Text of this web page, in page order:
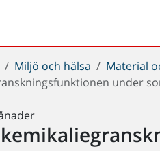
Miljö och hälsa Material
under